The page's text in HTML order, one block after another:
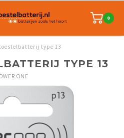
0
type 13
TYPE 13
ONE